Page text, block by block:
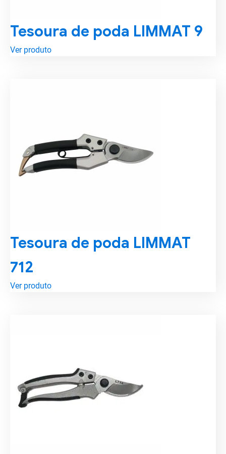
Tesoura de poda LIMMAT 9
Ver produto
Tesoura de poda LIMMAT
712
Ver produto